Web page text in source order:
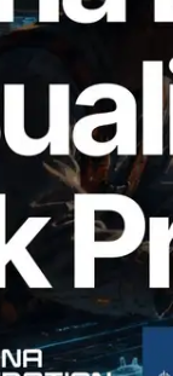
Block
ตบล็อก
ผิดชอบ